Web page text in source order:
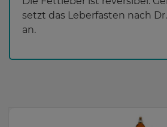
setzt das Leberfasten nach
an.